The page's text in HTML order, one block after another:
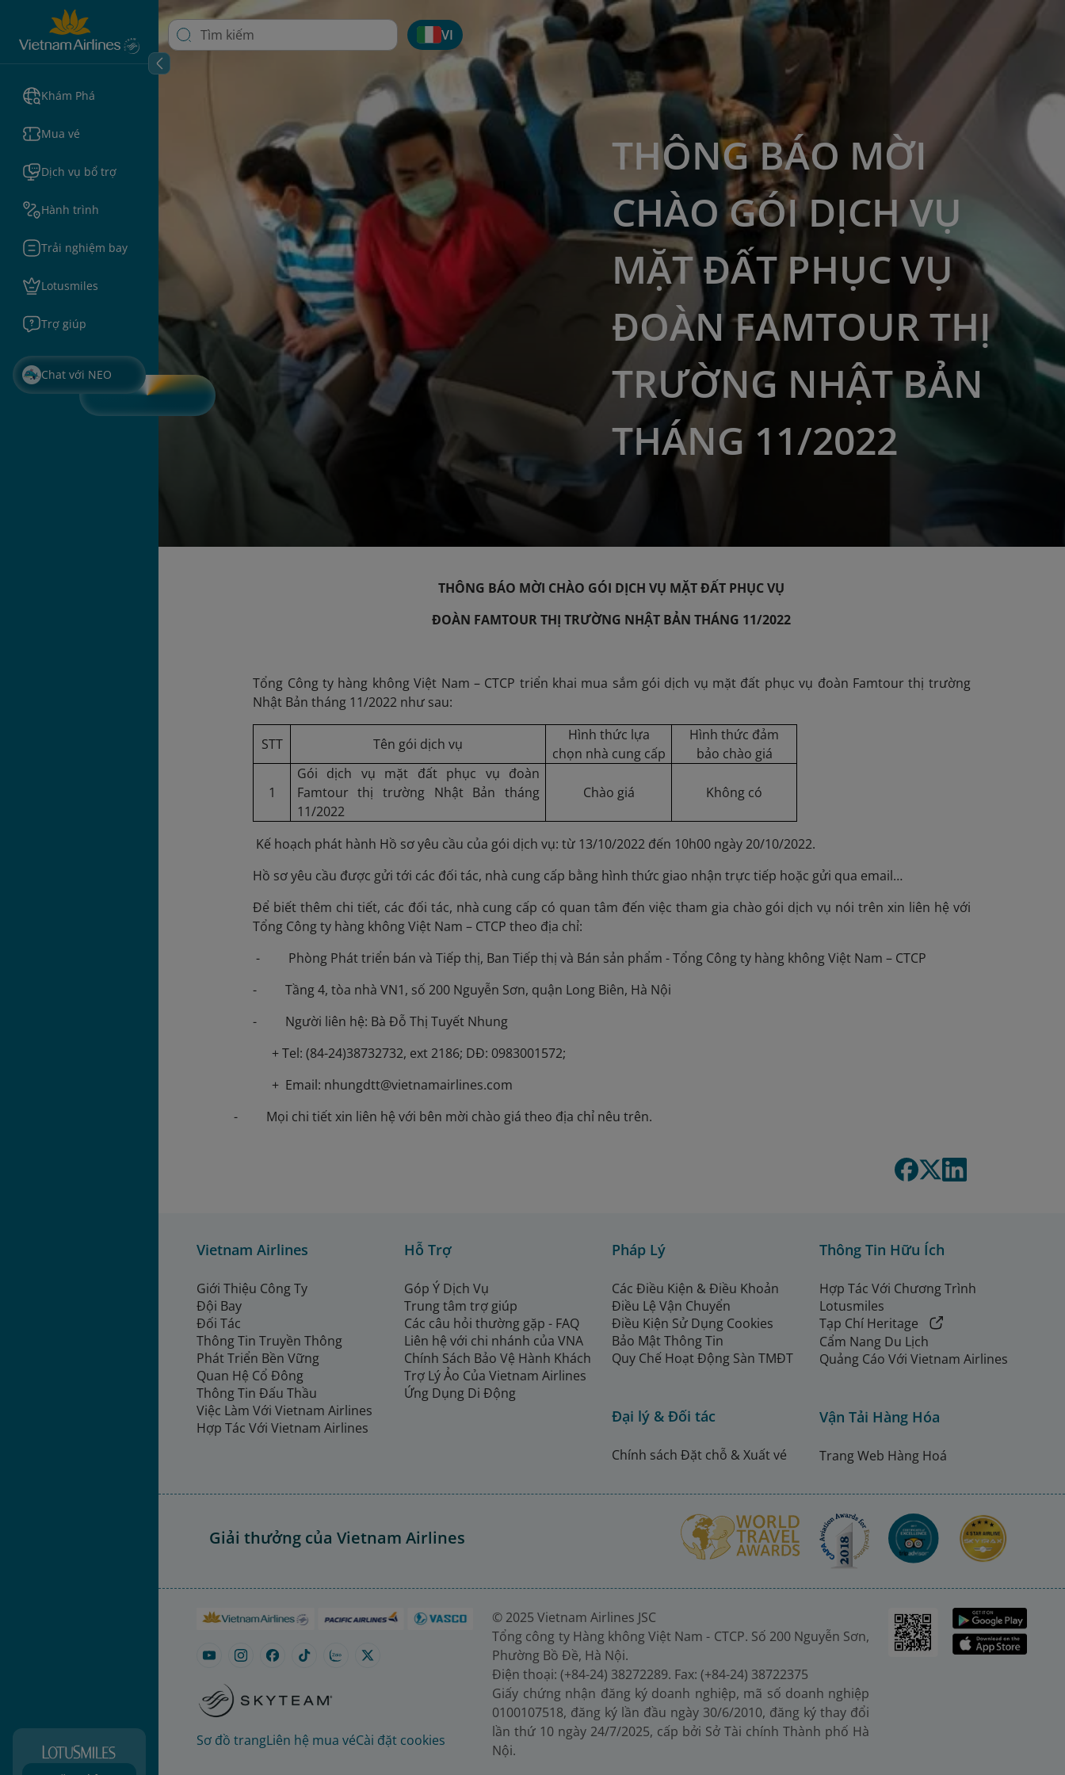
Khám Phá
Mua vé
Dịch vụ bổ trợ
Hành trình
Trải nghiệm bay
Lotusmiles
Trợ giúp
Chat với NEO
VI
THÔNG BÁO MỜI
CHÀO GÓI DỊCH VỤ
MẶT ĐẤT PHỤC VỤ
ĐOÀN FAMTOUR THỊ
TRƯỜNG NHẬT BẢN
THÁNG 11/2022
THÔNG BÁO MỜI CHÀO GÓI DỊCH VỤ MẶT ĐẤT PHỤC VỤ
ĐOÀN FAMTOUR THỊ TRƯỜNG NHẬT BẢN THÁNG 11/2022
Tổng Công ty hàng không Việt Nam – CTCP triển khai mua sắm gói dịch vụ mặt đất phục vụ đoàn Famtour thị trường
Nhật Bản tháng 11/2022 như sau:
STT Tên gói dịch vụ
Hình thức lựa
chọn nhà cung cấp
Hình thức đảm
bảo chào giá
1
Gói dịch vụ mặt đất phục vụ đoàn
Famtour thị trường Nhật Bản tháng
11/2022
Chào giá Không có
Kế hoạch phát hành Hồ sơ yêu cầu của gói dịch vụ: từ 13/10/2022 đến 10h00 ngày 20/10/2022.
Hồ sơ yêu cầu được gửi tới các đối tác, nhà cung cấp bằng hình thức giao nhận trực tiếp hoặc gửi qua email…
Để biết thêm chi tiết, các đối tác, nhà cung cấp có quan tâm đến việc tham gia chào gói dịch vụ nói trên xin liên hệ với
Tổng Công ty hàng không Việt Nam – CTCP theo địa chỉ:
- Phòng Phát triển bán và Tiếp thị, Ban Tiếp thị và Bán sản phẩm - Tổng Công ty hàng không Việt Nam – CTCP
- Tầng 4, tòa nhà VN1, số 200 Nguyễn Sơn, quận Long Biên, Hà Nội
- Người liên hệ: Bà Đỗ Thị Tuyết Nhung
+ Tel: (84-24)38732732, ext 2186; DĐ: 0983001572;
+ Email: nhungdtt@vietnamairlines.com
- Mọi chi tiết xin liên hệ với bên mời chào giá theo địa chỉ nêu trên.
Vietnam Airlines
Giới Thiệu Công Ty
Đội Bay
Đối Tác
Thông Tin Truyền Thông
Phát Triển Bền Vững
Quan Hệ Cổ Đông
Thông Tin Đấu Thầu
Việc Làm Với Vietnam Airlines
Hợp Tác Với Vietnam Airlines
Hỗ Trợ
Góp Ý Dịch Vụ
Trung tâm trợ giúp
Các câu hỏi thường gặp - FAQ
Liên hệ với chi nhánh của VNA
Chính Sách Bảo Vệ Hành Khách
Trợ Lý Ảo Của Vietnam Airlines
Ứng Dụng Di Động
Pháp Lý
Các Điều Kiện & Điều Khoản
Điều Lệ Vận Chuyển
Điều Kiện Sử Dụng Cookies
Bảo Mật Thông Tin
Quy Chế Hoạt Động Sàn TMĐT
Đại lý & Đối tác
Chính sách Đặt chỗ & Xuất vé
Thông Tin Hữu Ích
Hợp Tác Với Chương Trình
Lotusmiles
Tạp Chí Heritage
Cẩm Nang Du Lịch
Quảng Cáo Với Vietnam Airlines
Vận Tải Hàng Hóa
Trang Web Hàng Hoá
Giải thưởng của Vietnam Airlines
Sơ đồ trangLiên hệ mua véCài đặt cookies
© 2025 Vietnam Airlines JSC
Tổng công ty Hàng không Việt Nam - CTCP. Số 200 Nguyễn Sơn,
Phường Bồ Đề, Hà Nội.
Điện thoại: (+84-24) 38272289. Fax: (+84-24) 38722375
Giấy chứng nhận đăng ký doanh nghiệp, mã số doanh nghiệp
0100107518, đăng ký lần đầu ngày 30/6/2010, đăng ký thay đổi
lần thứ 10 ngày 24/7/2025, cấp bởi Sở Tài chính Thành phố Hà
Nội.